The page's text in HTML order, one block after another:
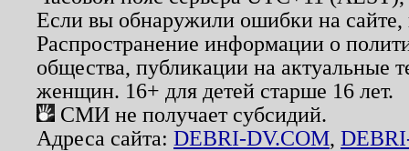
Если вы обнаружили ошибки на
Распространение информации о
общества, публикации на актуальные
женщин. 16+ для детей старше 16 лет.
СМИ не получает субсидий.
Адреса сайта: DEBRI-DV.COM,